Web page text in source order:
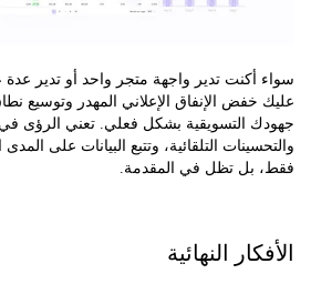
تدير واجهة متجر واحد أو تدير عدة علامات
الإنفاق الإعلاني المهدر وتوسيع نطاق
التسويقية بشكل فعلي. تعني الرؤى في الوقت
التلقائية، وتتبع البيانات على المدى الطويل
تظل في المقدمة.
النهائية